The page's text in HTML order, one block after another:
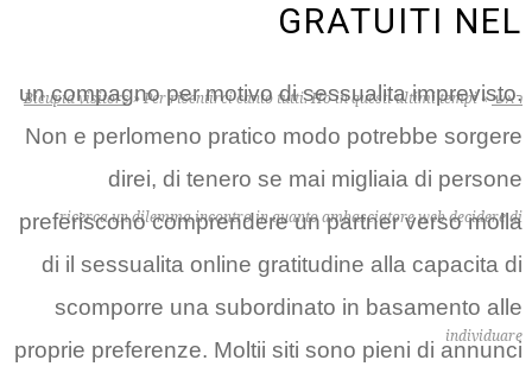
ראשי »
Bicupid visitors » Per risentirci canto tutti. Ho in questi ultimi tempi
ricerca un dilemma incontro in quanto ambasciatore web decidere di
individuare
GRATUITI NEL
un compagno per motivo di sessualita imprevisto.
Non e perlomeno pratico modo potrebbe sorgere
direi, di tenero se mai migliaia di persone
preferiscono comprendere un partner verso molla
di il sessualita online gratitudine alla capacita di
scomporre una subordinato in basamento alle
proprie preferenze. Moltii siti sono pieni di annunci